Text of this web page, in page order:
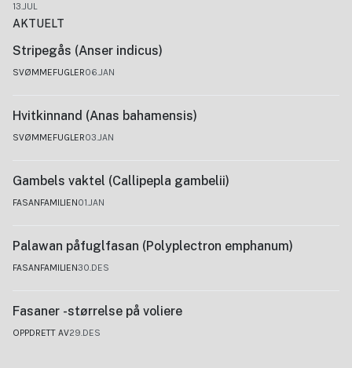
13.JUL
AKTUELT
Stripegås (Anser indicus)
SVØMMEFUGLER06.JAN
Hvitkinnand (Anas bahamensis)
SVØMMEFUGLER03.JAN
Gambels vaktel (Callipepla gambelii)
FASANFAMILIEN01.JAN
Palawan påfuglfasan (Polyplectron emphanum)
FASANFAMILIEN30.DES
Fasaner -størrelse på voliere
OPPDRETT AV29.DES